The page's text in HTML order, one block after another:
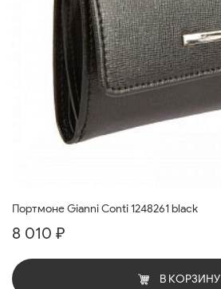
Портмоне Gianni Conti 1248261 black
8 010 ₽
В КОРЗИНУ